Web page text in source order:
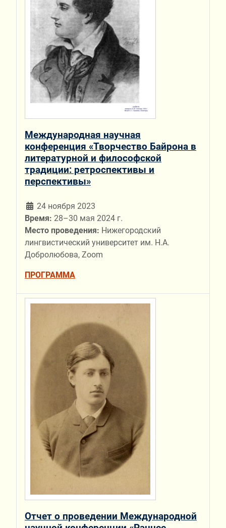
Международная научная
конференция «Творчество Байрона в
литературной и философской
традиции: ретроспективы и
перспективы»
24 ноября 2023
Время: 28–30 мая 2024 г.
Место проведения: Нижегородский
лингвистический университет им. Н.А.
Добролюбова, Zoom
ПРОГРАММА
Отчет о проведении Международной